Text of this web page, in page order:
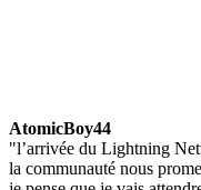
AtomicBoy44
"l’arrivée du Lightning
la communauté nous